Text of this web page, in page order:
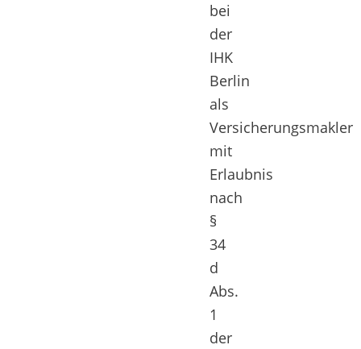
bei
der
IHK
Berlin
als
Versicherungsmakler
mit
Erlaubnis
nach
§
34
d
Abs.
1
der